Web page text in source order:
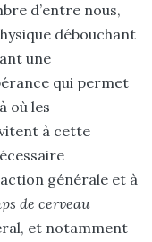
d’entre nous,
débouchant
une
qui permet
où les
à cette
générale et à
de cerveau
et notamment